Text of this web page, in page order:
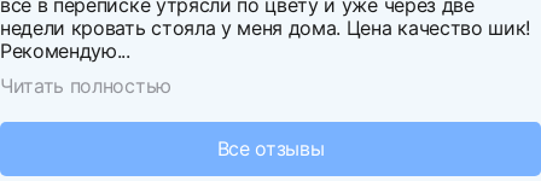
г. Самара
900 км.
г. Волгоград
Выберите файл
все в переписке утрясли по цвету и уже через две
недели кровать стояла у меня дома. Цена качество шик!
Рекомендую...
Читать полностью
Все отзывы